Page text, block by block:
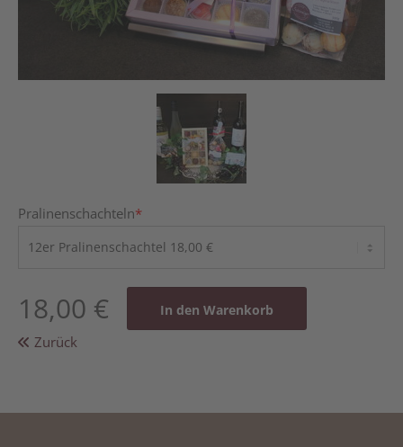
Pralinenschachteln*
18,00 €
Zurück